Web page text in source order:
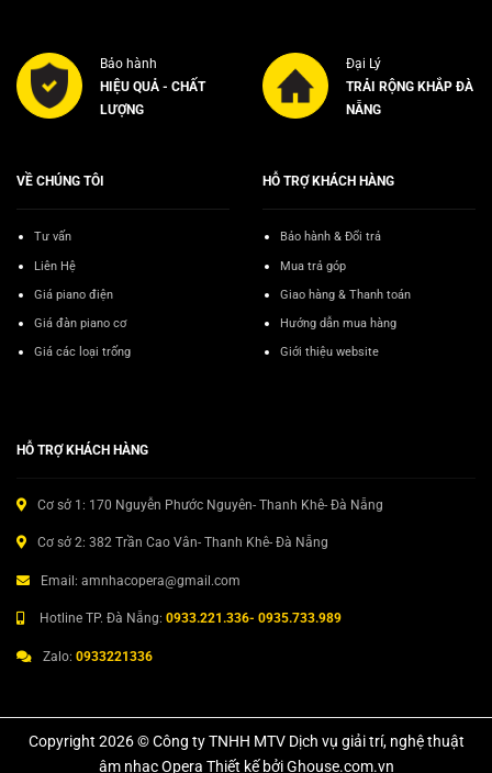
Bảo hành
HIỆU QUẢ - CHẤT
LƯỢNG
Đại Lý
TRẢI RỘNG KHẮP ĐÀ
NẴNG
VỀ CHÚNG TÔI
Tư vấn
Liên Hệ
Giá piano điện
Giá đàn piano cơ
Giá các loại trống
HỖ TRỢ KHÁCH HÀNG
Bảo hành & Đổi trả
Mua trả góp
Giao hàng & Thanh toán
Hướng dẫn mua hàng
Giới thiệu website
HỖ TRỢ KHÁCH HÀNG
Cơ sở 1: 170 Nguyễn Phước Nguyên- Thanh Khê- Đà Nẵng
Cơ sở 2: 382 Trần Cao Vân- Thanh Khê- Đà Nẵng
Email: amnhacopera@gmail.com
Hotline TP. Đà Nẵng: 0933.221.336- 0935.733.989
Zalo: 0933221336
Copyright 2026 © Công ty TNHH MTV Dịch vụ giải trí, nghệ thuật
âm nhạc Opera Thiết kế bởi Ghouse.com.vn